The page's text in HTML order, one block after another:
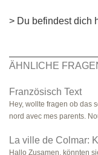
> Du befindest dich
ÄHNLICHE
Französisch Text
Hey, wollte fragen ob das
nord avec mes parents.
La ville de Colmar:
Hallo Zusamen, könnten